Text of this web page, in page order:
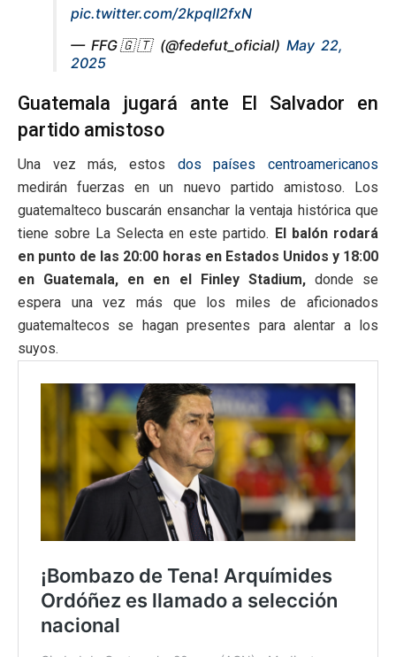
pic.twitter.com/2kpqlI2fxN
— FFG🇬🇹 (@fedefut_oficial) May 22,
2025
Guatemala jugará ante El Salvador en
partido amistoso
Una vez más, estos dos países centroamericanos
medirán fuerzas en un nuevo partido amistoso. Los
guatemalteco buscarán ensanchar la ventaja histórica que
tiene sobre La Selecta en este partido. El balón rodará
en punto de las 20:00 horas en Estados Unidos y 18:00
en Guatemala, en en el Finley Stadium,donde se
espera una vez más que los miles de aficionados
guatemaltecos se hagan presentes para alentar a los
suyos.